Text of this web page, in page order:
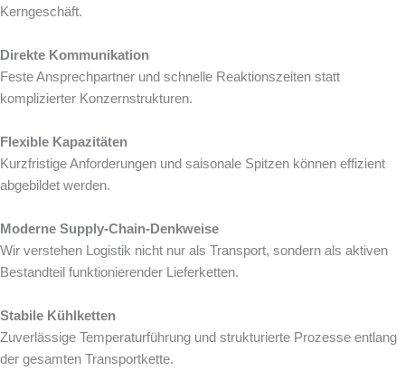
Kerngeschäft.
Direkte Kommunikation
Feste Ansprechpartner und schnelle Reaktionszeiten statt
komplizierter Konzernstrukturen.
Flexible Kapazitäten
Kurzfristige Anforderungen und saisonale Spitzen können effizient
abgebildet werden.
Moderne Supply-Chain-Denkweise
Wir verstehen Logistik nicht nur als Transport, sondern als aktiven
Bestandteil funktionierender Lieferketten.
Stabile Kühlketten
Zuverlässige Temperaturführung und strukturierte Prozesse entlang
der gesamten Transportkette.